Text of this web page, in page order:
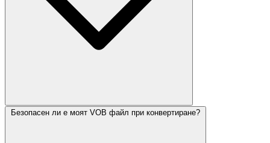
Безопасен ли е моят VOB файл при конвертиране?